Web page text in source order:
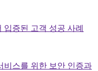
입증된 고객 성공 사례
비스를 위한 보안 인증과